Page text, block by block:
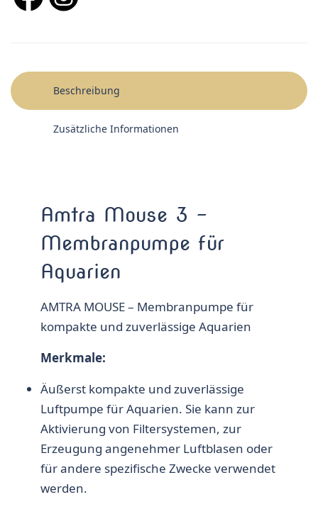
Beschreibung
Zusätzliche Informationen
Amtra Mouse 3 –
Membranpumpe für
Aquarien
AMTRA MOUSE – Membranpumpe für
kompakte und zuverlässige Aquarien
Merkmale:
Äußerst kompakte und zuverlässige
Luftpumpe für Aquarien. Sie kann zur
Aktivierung von Filtersystemen, zur
Erzeugung angenehmer Luftblasen oder
für andere spezifische Zwecke verwendet
werden.